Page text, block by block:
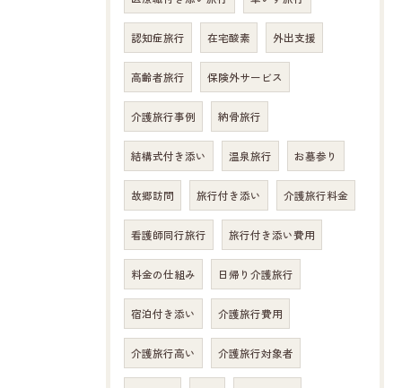
認知症旅行 在宅酸素 外出支援
高齢者旅行 保険外サービス
介護旅行事例 納骨旅行
結構式付き添い 温泉旅行 お墓参り
故郷訪問 旅行付き添い 介護旅行料金
看護師同行旅行 旅行付き添い費用
料金の仕組み 日帰り介護旅行
宿泊付き添い 介護旅行費用
介護旅行高い 介護旅行対象者